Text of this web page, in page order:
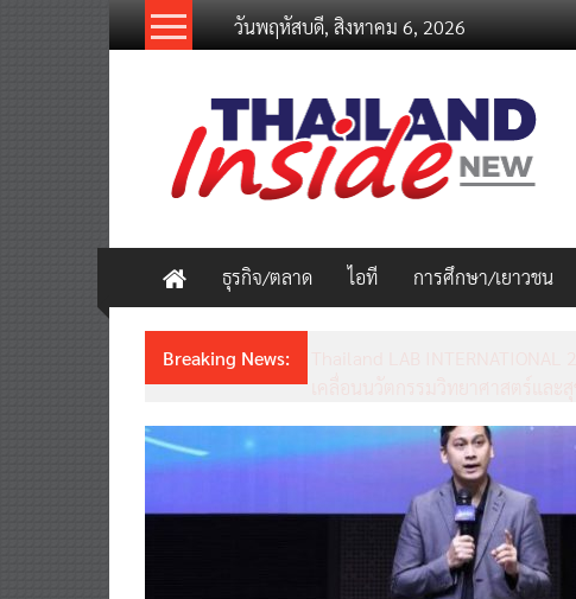
วันพฤหัสบดี, สิงหาคม 6, 2026
thailandinsidenew.com
Thailand
Inside
New
ธุรกิจ/ตลาด ไอที การศึกษา/เยาวชน
Breaking News: